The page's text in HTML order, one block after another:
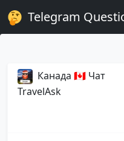
Telegram
Канада 🇨🇦 Чат
TravelAsk